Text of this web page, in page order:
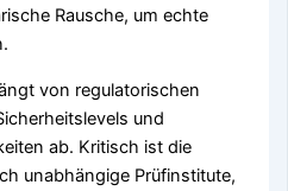
Rausche, um echte
von regulatorischen
und
ab. Kritisch ist die
unabhängige Prüfinstitute,